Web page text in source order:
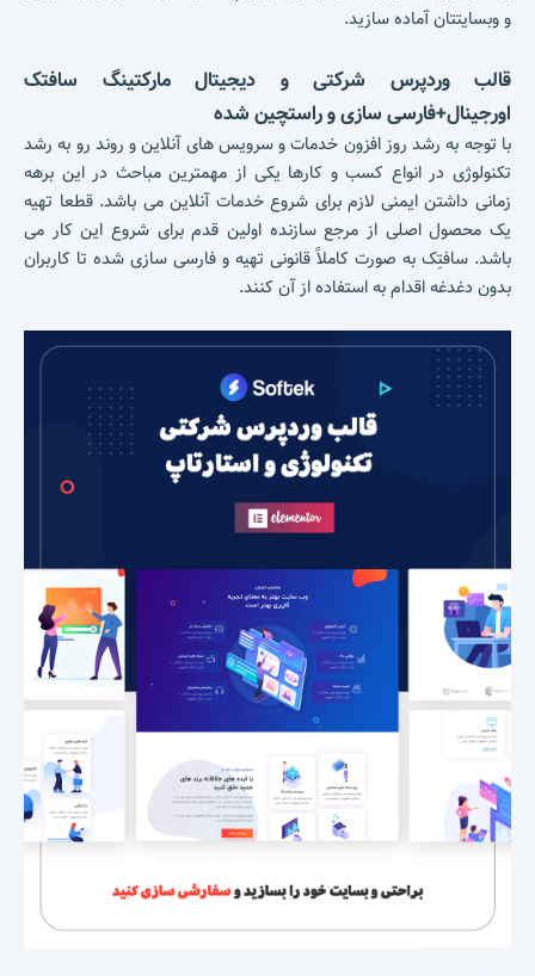
و وبسایتتان آماده سازید.
قالب وردپرس شرکتی و دیجیتال مارکتینگ سافتک
اورجینال+فارسی سازی و راستچین شده
با توجه به رشد روز افزون خدمات و سرویس های آنلاین و روند رو به رشد
تکنولوژی در انواع کسب و کارها یکی از مهمترین مباحث در این برهه
زمانی داشتن ایمنی لازم برای شروع خدمات آنلاین می باشد. قطعا تهیه
یک محصول اصلی از مرجع سازنده اولین قدم برای شروع این کار می
باشد. سافتِک به صورت کاملاً قانونی تهیه و فارسی سازی شده تا کاربران
بدون دغدغه اقدام به استفاده از آن کنند.